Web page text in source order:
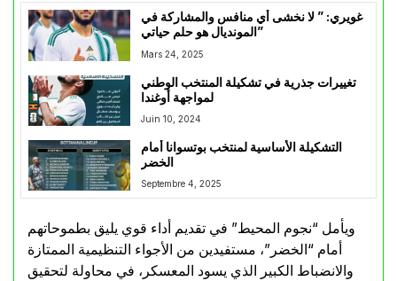
غويري: ” لا نخشى أي منافس والمشاركة في
المونديال هو حلم حياتي”
Mars 24, 2025
تغييرات جذرية في تشكيلة المنتخب الوطني
لمواجهة أوغندا
Juin 10, 2024
التشكيلة الأساسية لمنتخب بوتسوانا أمام
الخضر
Septembre 4, 2025
ويأمل “نجوم المحيط” في تقديم أداء قوي يليق بطموحاتهم
أمام “الخضر”، مستفيدين من الأجواء التنظيمية الممتازة
والانضباط الكبير الذي يسود المعسكر، في محاولة لتحقيق